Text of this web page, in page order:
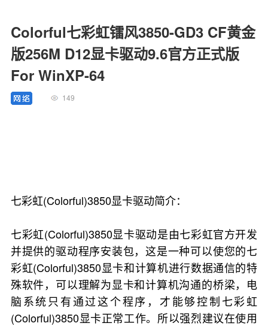
Colorful七彩虹镭风3850-GD3 CF黄金
版256M D12显卡驱动9.6官方正式版
For WinXP-64
149
七彩虹(Colorful)3850显卡驱动简介：
七彩虹(Colorful)3850显卡驱动是由七彩虹官方开发
并提供的驱动程序安装包，这是一种可以使您的七
彩虹(Colorful)3850显卡和计算机进行数据通信的特
殊软件，可以理解为显卡和计算机沟通的桥梁，电
脑系统只有通过这个程序，才能够控制七彩虹
(Colorful)3850显卡正常工作。所以强烈建议在使用